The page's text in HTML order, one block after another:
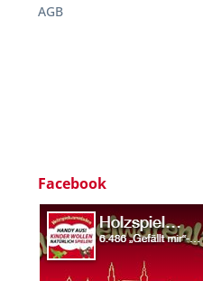
AGB
Facebook